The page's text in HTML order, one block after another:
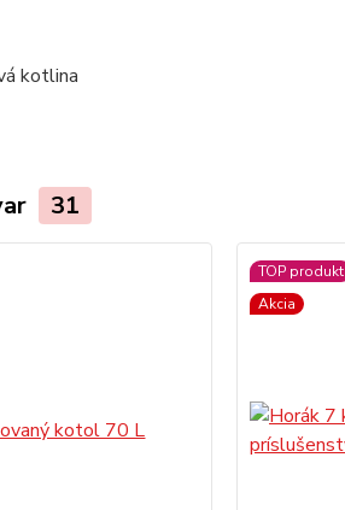
31
TOP produkt
Akcia